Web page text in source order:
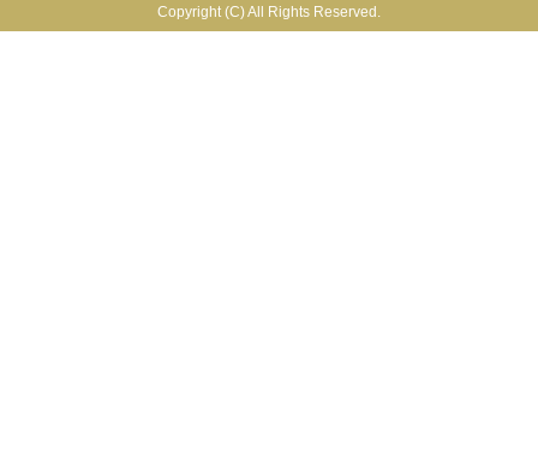
Copyright (C) All Rights Reserved.